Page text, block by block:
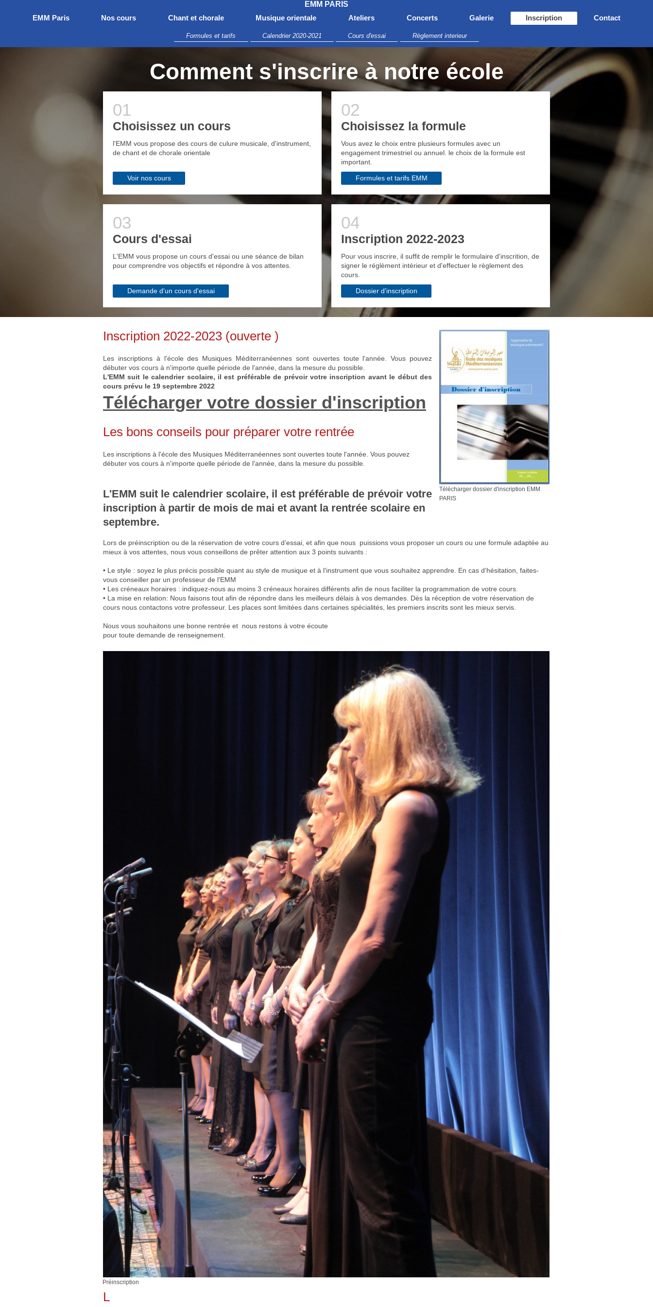
EMM PARIS
EMM Paris
Nos cours Chant et chorale Musique orientale Ateliers Concerts Galerie Inscription Contact
Formules et tarifs Calendrier 2020-2021 Cours d'essai Règlement interieur
Comment s'inscrire à notre école
Choisissez un cours
l'EMM vous propose des cours de culure musicale, d'instrument,
de chant et de chorale orientale
Voir nos cours
Choisissez la formule
Vous avez le choix entre plusieurs formules avec un
engagement trimestriel ou annuel. le choix de la formule est
important.
Formules et tarifs EMM
Cours d'essai
L'EMM vous propose un cours d'essai ou une séance de bilan
pour comprendre vos objectifs et répondre à vos attentes.
Demande d'un cours d'essai
Inscription 2022-2023
Pour vous inscrire, il suffit de remplir le formulaire d'inscrition, de
signer le réglèment intérieur et d'effectuer le règlement des
cours.
Dossier d'inscription
Télécharger dossier d'inscription EMM
PARIS
Inscription 2022-2023 (ouverte )
Les inscriptions à l'école des Musiques Méditerranéennes sont ouvertes toute l'année. Vous pouvez
débuter vos cours à n'importe quelle période de l'année, dans la mesure du possible.
L'EMM suit le calendrier scolaire, il est préférable de prévoir votre inscription avant le début des
cours prévu le 19 septembre 2022
Télécharger votre dossier d'inscription
Les bons conseils pour préparer votre rentrée
Les inscriptions à l'école des Musiques Méditerranéennes sont ouvertes toute l'année. Vous pouvez
débuter vos cours à n'importe quelle période de l'année, dans la mesure du possible.
L'EMM suit le calendrier scolaire, il est préférable de prévoir votre
inscription à partir de mois de mai et avant la rentrée scolaire en
septembre.
Lors de préinscription ou de la réservation de votre cours d’essai, et afin que nous puissions vous proposer un cours ou une formule adaptée au
mieux à vos attentes, nous vous conseillons de prêter attention aux 3 points suivants :
• Le style : soyez le plus précis possible quant au style de musique et à l'instrument que vous souhaitez apprendre. En cas d’hésitation, faites-
vous conseiller par un professeur de l'EMM
• Les créneaux horaires : indiquez-nous au moins 3 créneaux horaires différents afin de nous faciliter la programmation de votre cours.
• La mise en relation: Nous faisons tout afin de répondre dans les meilleurs délais à vos demandes. Dès la réception de votre réservation de
cours nous contactons votre professeur. Les places sont limitées dans certaines spécialités, les premiers inscrits sont les mieux servis.
Nous vous souhaitons une bonne rentrée et nous restons à votre écoute
pour toute demande de renseignement.
Préinscription
L